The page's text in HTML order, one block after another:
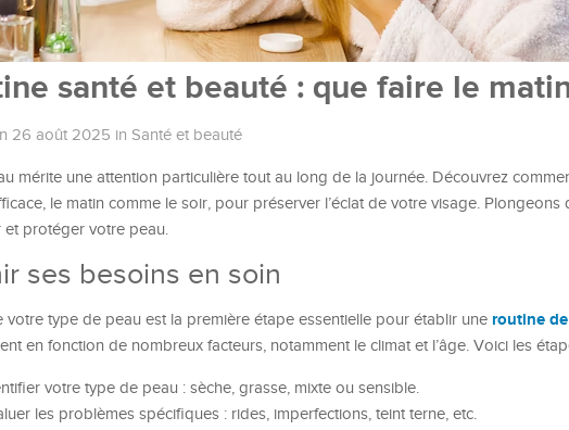
santé et beauté : que faire le
26 août 2025 in Santé et beauté
mérite une attention particulière tout au long de la journée. Découvrez
le matin comme le soir, pour préserver l’éclat de votre visage.
et protéger votre peau.
ses besoins en soin
votre type de peau est la première étape essentielle pour établir une routine
en fonction de nombreux facteurs, notamment le climat et l’âge. Voici les
votre type de peau : sèche, grasse, mixte ou sensible.
les problèmes spécifiques : rides, imperfections, teint terne, etc.